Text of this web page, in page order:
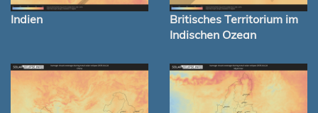
Indien
Britisches Territorium im
Indischen Ozean